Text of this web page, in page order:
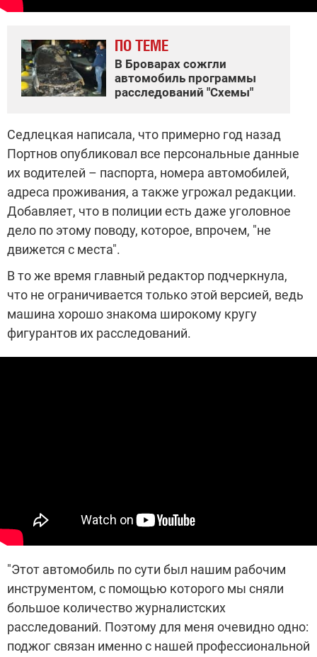
ПО ТЕМЕ
В Броварах сожгли
автомобиль программы
расследований "Схемы"
Седлецкая написала, что примерно год назад
Портнов опубликовал все персональные данные
их водителей – паспорта, номера автомобилей,
адреса проживания, а также угрожал редакции.
Добавляет, что в полиции есть даже уголовное
дело по этому поводу, которое, впрочем, "не
движется с места".
В то же время главный редактор подчеркнула,
что не ограничивается только этой версией, ведь
машина хорошо знакома широкому кругу
фигурантов их расследований.
"Этот автомобиль по сути был нашим рабочим
инструментом, с помощью которого мы сняли
большое количество журналистских
расследований. Поэтому для меня очевидно одно:
поджог связан именно с нашей профессиональной